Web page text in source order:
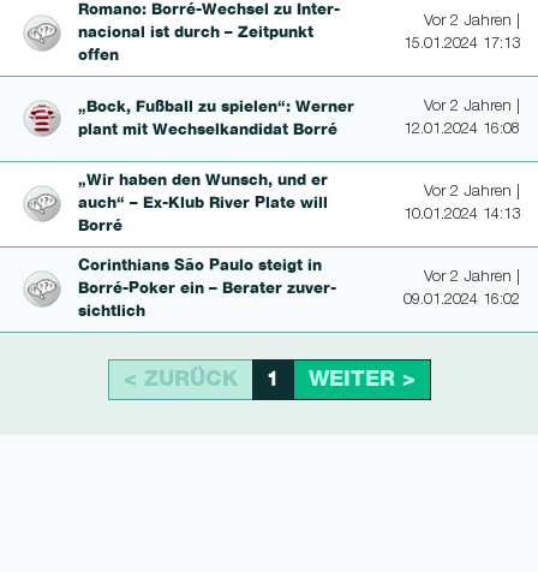
Romano: Borré-Wechsel zu In­ter­
nacio­nal ist durch – Zeitpunkt
offen
Vor 2 Jahren |
15.01.2024 17:13
„Bock, Fußball zu spielen“: Werner
plant mit Wechsel­kan­di­dat Borré
Vor 2 Jahren |
12.01.2024 16:08
„Wir haben den Wunsch, und er
auch“ – Ex-Klub River Plate will
Borré
Vor 2 Jahren |
10.01.2024 14:13
Corinthians São Paulo steigt in
Borré-Poker ein – Berater zu­ver­
sichtlich
Vor 2 Jahren |
09.01.2024 16:02
< ZURÜCK 1 WEITER >